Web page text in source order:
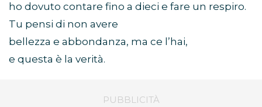
ho dovuto contare fino a dieci e fare un respiro.
Tu pensi di non avere
bellezza e abbondanza, ma ce l’hai,
e questa è la verità.